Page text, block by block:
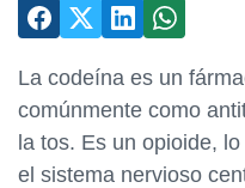
La codeína es un
comúnmente como
la tos. Es un opioide,
el sistema nervioso